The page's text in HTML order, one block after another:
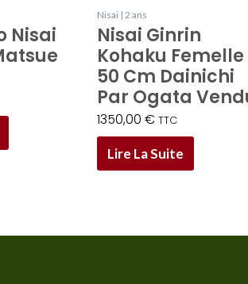
Nisai
Nisai | 2 ans
Nisai Ginrin
Kohaku Femelle
50 Cm Dainichi
Par Ogata
1350,00€ TTC
Lire La Suite